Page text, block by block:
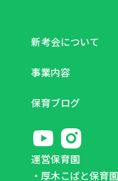
新考会について
事業内容
保育ブログ
運営保育園
・ 厚木こばと保育園